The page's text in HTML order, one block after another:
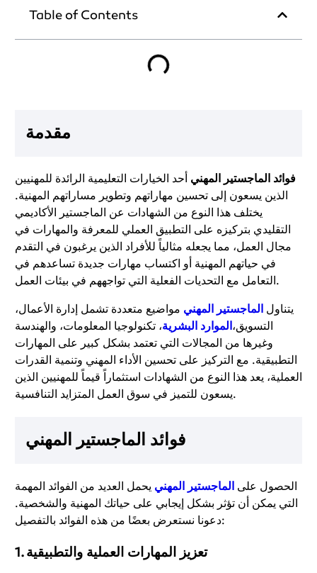
Table of Contents
مقدمة
فوائد الماجستير المهني أحد الخيارات التعليمية الرائدة للمهنيين
الذين يسعون إلى تحسين مهاراتهم وتطوير مساراتهم المهنية.
يختلف هذا النوع من الشهادات عن الماجستير الأكاديمي
التقليدي بتركيزه على التطبيق العملي للمعرفة والمهارات في
مجال العمل، مما يجعله مثالياً للأفراد الذين يرغبون في التقدم
في حياتهم المهنية أو اكتساب مهارات جديدة تساعدهم في
التعامل مع التحديات الفعلية التي تواجههم في بيئات العمل.
يتناول الماجستير المهني مواضيع متعددة تشمل إدارة الأعمال،
التسويق، الموارد البشرية، تكنولوجيا المعلومات، والهندسة
وغيرها من المجالات التي تعتمد بشكل كبير على المهارات
التطبيقية. مع التركيز على تحسين الأداء المهني وتنمية القدرات
العملية، يعد هذا النوع من الشهادات استثماراً قيماً للمهنيين الذين
يسعون للتميز في سوق العمل المتزايد التنافسية.
فوائد الماجستير المهني
الحصول على الماجستير المهني يحمل العديد من الفوائد المهمة
التي يمكن أن تؤثر بشكل إيجابي على حياتك المهنية والشخصية.
دعونا نستعرض بعضًا من هذه الفوائد بالتفصيل:
1. تعزيز المهارات العملية والتطبيقية